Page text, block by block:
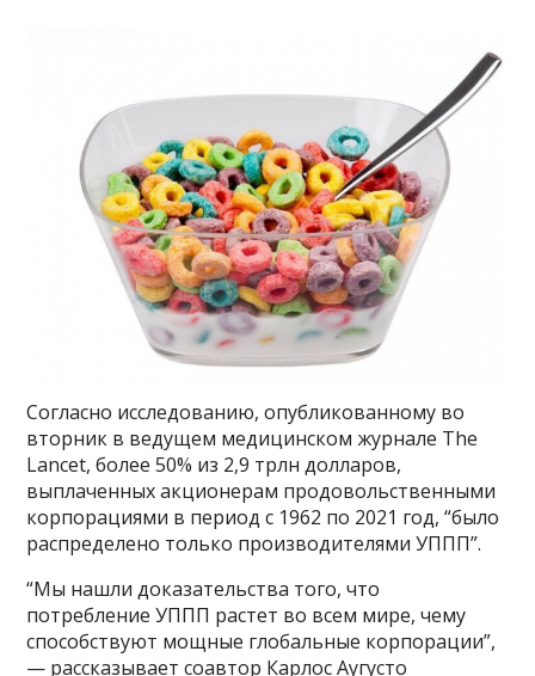
Согласно исследованию, опубликованному во
вторник в ведущем медицинском журнале The
Lancet, более 50% из 2,9 трлн долларов,
выплаченных акционерам продовольственными
корпорациями в период с 1962 по 2021 год, “было
распределено только производителями УППП”.
“Мы нашли доказательства того, что
потребление УППП растет во всем мире, чему
способствуют мощные глобальные корпорации”,
— рассказывает соавтор Карлос Аугусто